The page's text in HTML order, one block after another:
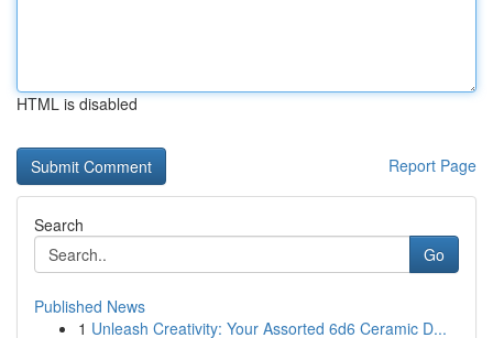
HTML is disabled
Report Page
Search
Go
Published News
1 Unleash Creativity: Your Assorted 6d6 Ceramic D...